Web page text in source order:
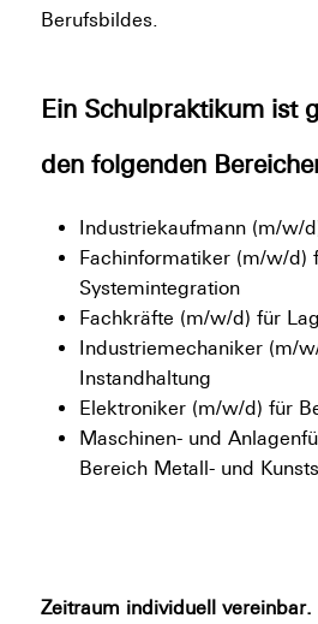
Berufsbildes.
Ein Schulpraktikum ist
den folgenden
Industriekaufmann (m/w/
Fachinformatiker (m/w/d)
Systemintegration
Fachkräfte (m/w/d) für
Industriemechaniker (m/
Instandhaltung
Elektroniker (m/w/d) für
Maschinen- und
Bereich Metall- und
Zeitraum individuell vereinbar.